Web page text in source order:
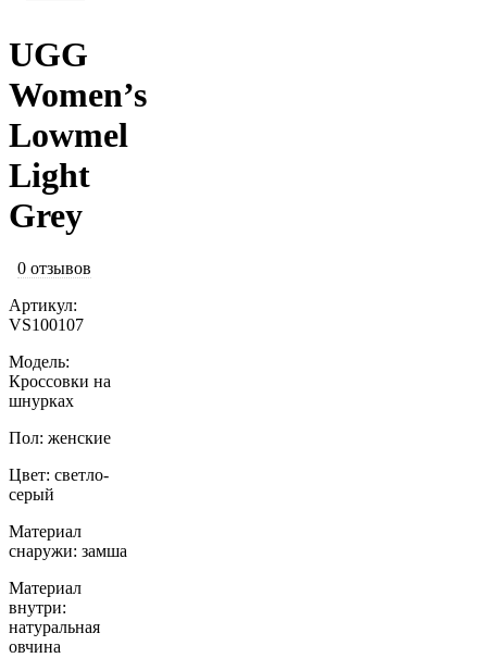
UGG
Women’s
Lowmel
Light
Grey
0 отзывов
Артикул:
VS100107
Модель:
Кроссовки на
шнурках
Пол: женские
Цвет: светло-
серый
Материал
снаружи: замша
Материал
внутри:
натуральная
овчина